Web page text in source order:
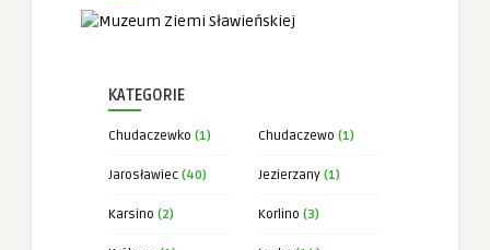
KATEGORIE
Chudaczewko (1) Chudaczewo (1)
Jarosławiec (40) Jezierzany (1)
Karsino (2) Korlino (3)